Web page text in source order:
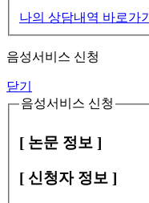
나의 상담내역 바로가기
음성서비스 신청
닫기
음성서비스 신청
[ 논문 정보 ]
[ 신청자 정보 ]